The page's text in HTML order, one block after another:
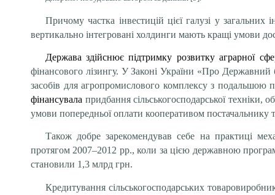
Причому частка інвестицій цієї галузі у
вертикально інтегровані холдинги мають кращі умови
Держава здійснює підтримку розвитку аграрної
фінансового лізингу. У Законі України «Про Державний
засобів для агропромислового комплексу з подальшою
фінансувала придбання сільськогосподарської техніки,
умови попередньої оплати кооперативом постачальнику
Також добре зарекомендував себе на практиці
протягом 2007–2012 рр., коли за цією державною
становили 1,3 млрд грн.
Кредитування сільськогосподарських